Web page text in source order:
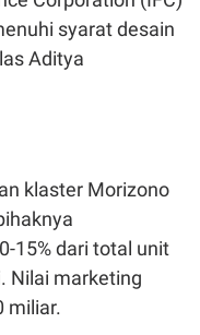
syarat desain
Aditya
klaster Morizono
15% dari total unit
Nilai marketing
miliar.